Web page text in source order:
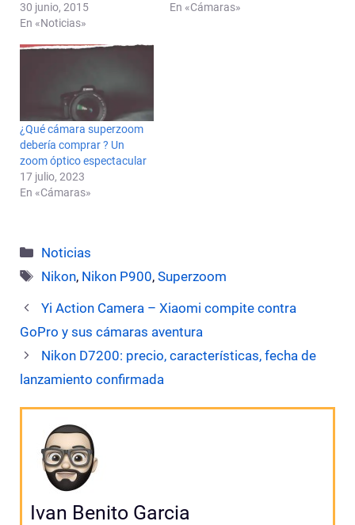
30 junio, 2015
En «Noticias»
En «Cámaras»
¿Qué cámara superzoom
debería comprar ? Un
zoom óptico espectacular
17 julio, 2023
En «Cámaras»
Categorías
Noticias
Etiquetas
Nikon, Nikon P900,Superzoom
Yi Action Camera – Xiaomi compite contra
GoPro y sus cámaras aventura
Nikon D7200: precio, características, fecha de
lanzamiento confirmada
Ivan Benito Garcia